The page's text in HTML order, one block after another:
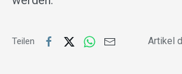
Teilen Artikel